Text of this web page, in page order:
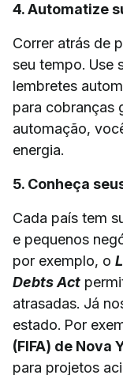
4. Automatize
Correr atrás de
seu tempo. Use
lembretes
para cobranças
automação,
energia.
5. Conheça
Cada país tem
e pequenos
por exemplo, o
Debts Act
atrasadas. Já
estado. Por
(FIFA) de Nova
para projetos